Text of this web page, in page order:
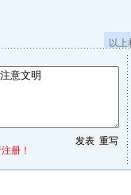
以
册！